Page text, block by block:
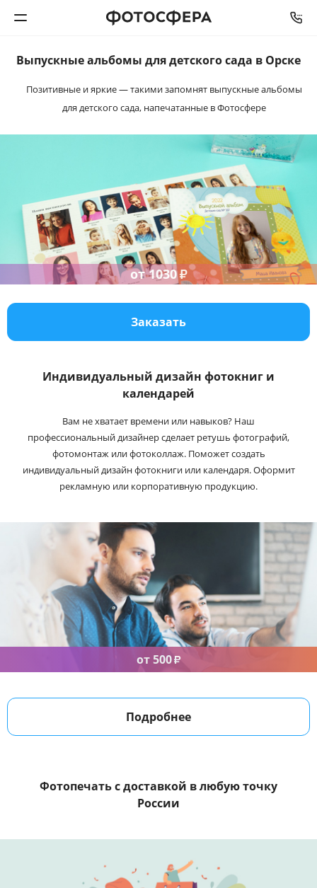
Печать фото
Интерьерная печать
Фотоподарки
Багетная мастерская
Услуги и сервис
Магазин
Выпускные альбомы для детского сада в Орске
Позитивные и яркие — такими запомнят выпускные альбомы
для детского сада, напечатанные в Фотосфере
Заказать
от1030₽
Индивидуальный дизайн фотокниг и
календарей
от 500₽
Вам не хватает времени или навыков? Наш
профессиональный дизайнер сделает ретушь фотографий,
фотомонтаж или фотоколлаж. Поможет создать
индивидуальный дизайн фотокниги или календаря. Оформит
рекламную или корпоративную продукцию.
Подробнее
Фотопечать с доставкой в любую точку
России